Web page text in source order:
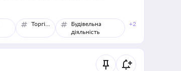
Торгівля
Будівельна
діяльність
+2